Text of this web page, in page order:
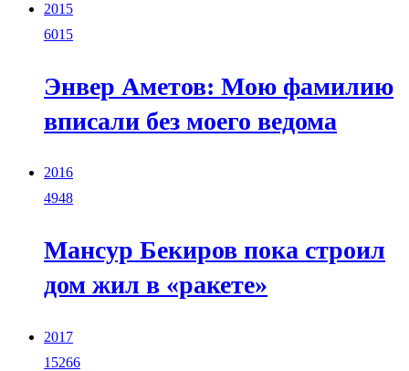
2015
6015
Энвер Аметов: Мою фамилию
вписали без моего ведома
2016
4948
Мансур Бекиров пока строил
дом жил в «ракете»
2017
15266